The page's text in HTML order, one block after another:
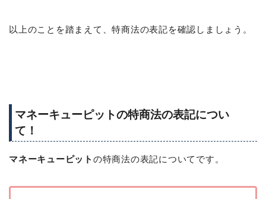
以上のことを踏まえて、特商法の表記を確認しましょう。
マネーキューピットの特商法の表記につい
て！
マネーキューピット の特商法の表記についてです。